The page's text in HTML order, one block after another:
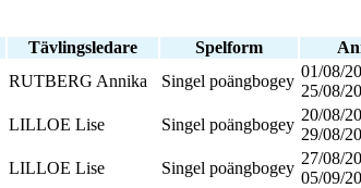
Tävlingsledare Spelform
RUTBERG Annika Singel poängbogey
01/08/
25/08/
LILLOE Lise Singel poängbogey
20/08/
29/08/
LILLOE Lise Singel poängbogey
27/08/
05/09/